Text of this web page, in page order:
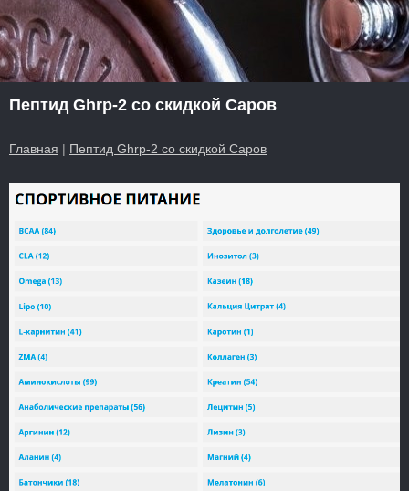
Пептид Ghrp-2 со скидкой Саров
Главная | Пептид Ghrp-2 со скидкой Саров